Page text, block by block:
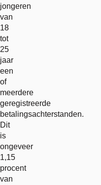
jongeren
van
18
tot
25
jaar
een
of
meerdere
geregistreerde
betalingsachterstanden.
Dit
is
ongeveer
1,15
procent
van